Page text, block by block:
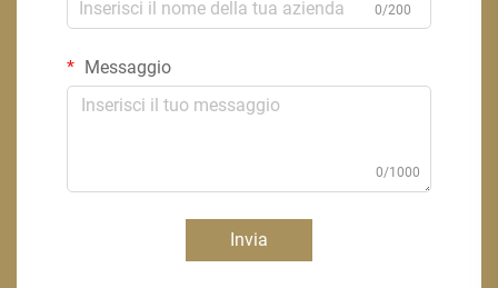
0/200
Messaggio
0/1000
Invia